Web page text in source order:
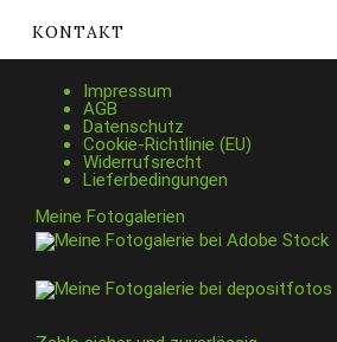
KONTAKT
Impressum
AGB
Datenschutz
Cookie-Richtlinie (EU)
Widerrufsrecht
Lieferbedingungen
Meine Fotogalerien